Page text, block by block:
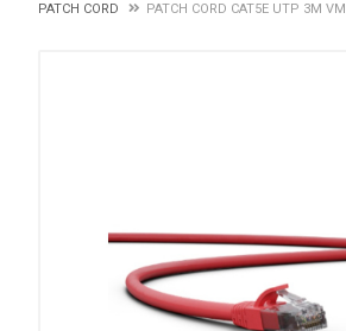
PATCH CORD
PATCH CORD CAT5E UTP 3M VM